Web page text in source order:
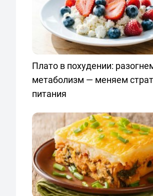
Плато в похудении:
метаболизм — меняем
питания